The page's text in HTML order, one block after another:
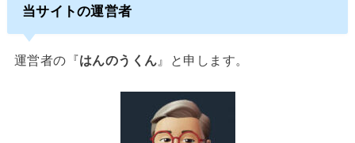
当サイトの運営者
運営者の『はんのうくん』と申します。